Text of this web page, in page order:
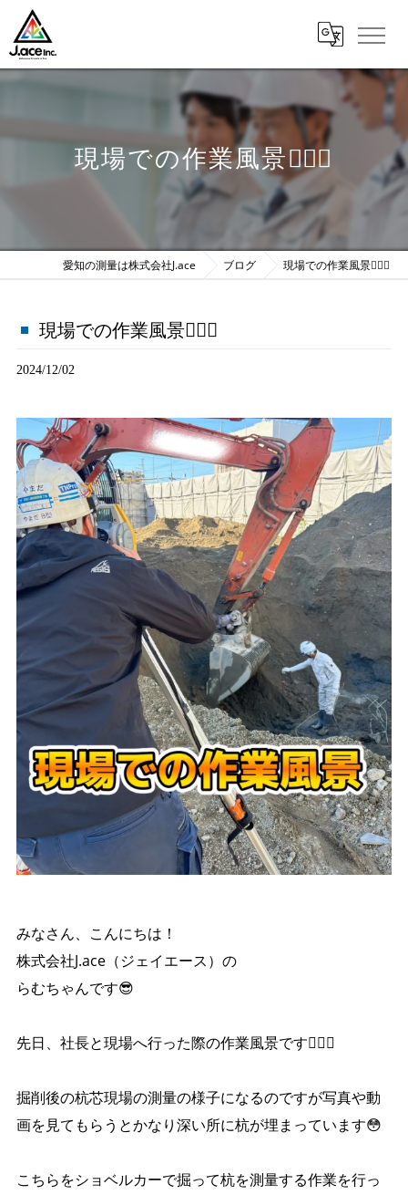
現場での作業風景💁🏼‍♀️
愛知の測量は株式会社J.ace ブログ 現場での作業風景💁🏼‍♀️
現場での作業風景💁🏼‍♀️
2024/12/02
みなさん、こんにちは！
株式会社J.ace（ジェイエース）の
らむちゃんです😎
先日、社長と現場へ行った際の作業風景です💁🏼‍♀️
掘削後の杭芯現場の測量の様子になるのですが写真や動
画を見てもらうとかなり深い所に杭が埋まっています😳
こちらをショベルカーで掘って杭を測量する作業を行っ